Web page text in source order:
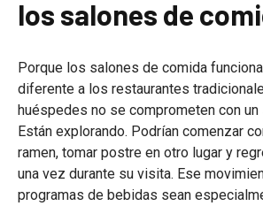
los salones de
Porque los salones de comida
diferente a los restaurantes
huéspedes no se comprometen con
Están explorando. Podrían comenzar
ramen, tomar postre en otro lugar y
una vez durante su visita. Ese
programas de bebidas sean